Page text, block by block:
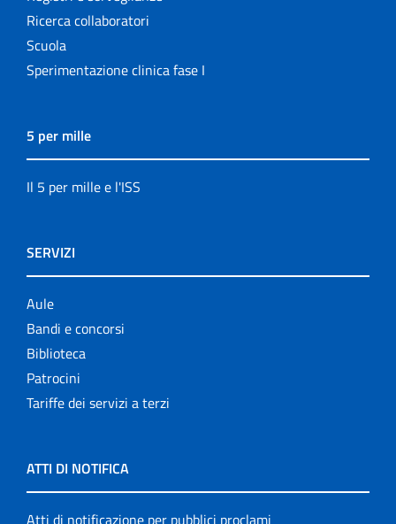
Ricerca collaboratori
Scuola
Sperimentazione clinica fase I
5 per mille
Il 5 per mille e l'ISS
SERVIZI
Aule
Bandi e concorsi
Biblioteca
Patrocini
Tariffe dei servizi a terzi
ATTI DI NOTIFICA
Atti di notificazione per pubblici proclami